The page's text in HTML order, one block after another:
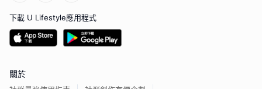
下載 U Lifestyle應用程式
關於